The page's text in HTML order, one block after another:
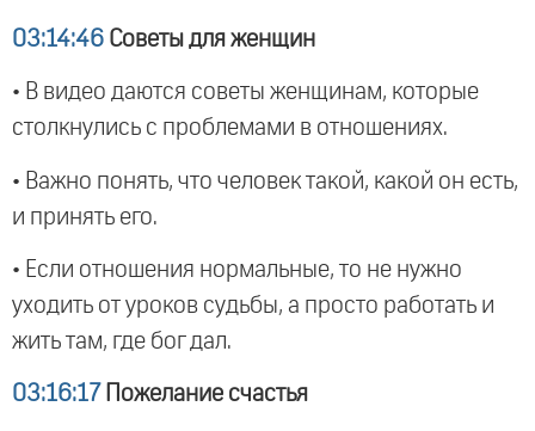
03:14:46 Советы для женщин
• В видео даются советы женщинам, которые
столкнулись с проблемами в отношениях.
• Важно понять, что человек такой, какой он есть,
и принять его.
• Если отношения нормальные, то не нужно
уходить от уроков судьбы, а просто работать и
жить там, где бог дал.
03:16:17 Пожелание счастья